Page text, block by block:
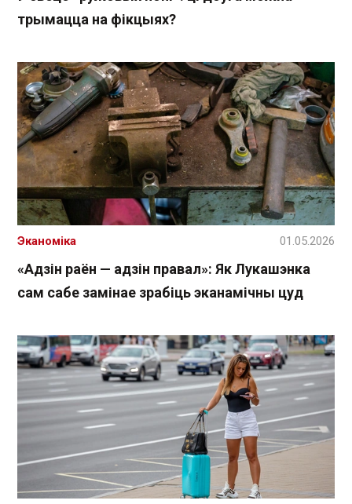
трымацца на фікцыях?
«Адзін раён — адзін правал»: Як Лукашэнка
сам сабе замінае зрабіць эканамічны цуд
Эканоміка 01.05.2026